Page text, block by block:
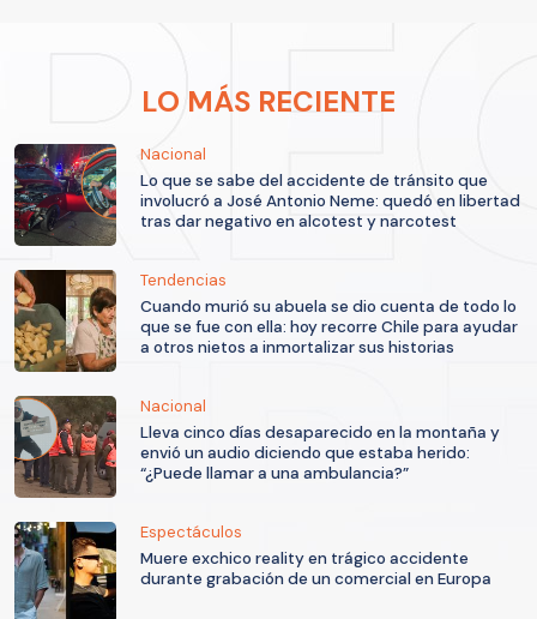
LO MÁS RECIENTE
Nacional
Lo que se sabe del accidente de tránsito que
involucró a José Antonio Neme: quedó en libertad
tras dar negativo en alcotest y narcotest
Tendencias
Cuando murió su abuela se dio cuenta de todo lo
que se fue con ella: hoy recorre Chile para ayudar
a otros nietos a inmortalizar sus historias
Nacional
Lleva cinco días desaparecido en la montaña y
envió un audio diciendo que estaba herido:
“¿Puede llamar a una ambulancia?”
Espectáculos
Muere exchico reality en trágico accidente
durante grabación de un comercial en Europa